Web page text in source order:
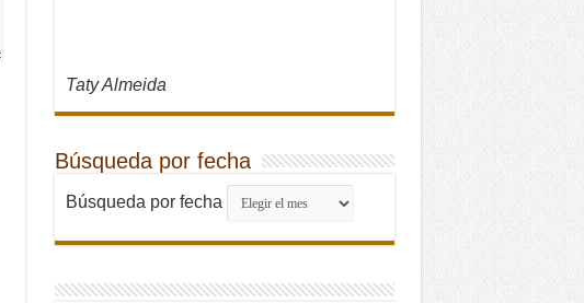
Taty Almeida
Búsqueda por fecha
Búsqueda por fecha